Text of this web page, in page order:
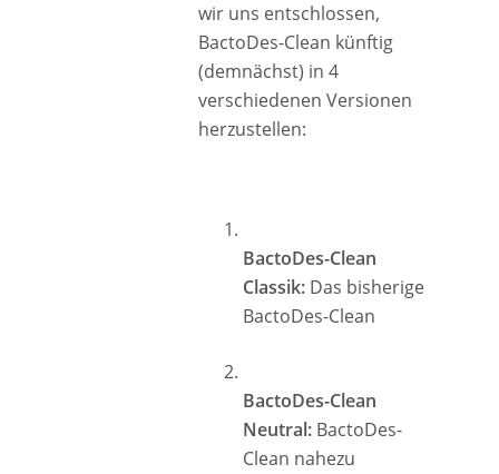
wir uns entschlossen,
BactoDes-Clean künftig
(demnächst) in 4
verschiedenen Versionen
herzustellen:
BactoDes-Clean
Classik: Das bisherige
BactoDes-Clean
BactoDes-Clean
Neutral: BactoDes-
Clean nahezu